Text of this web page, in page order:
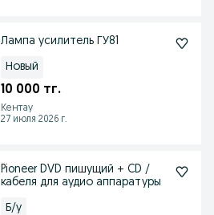
Лампа усилитель ГУ81
Новый
10 000 тг.
Кентау
27 июля 2026 г.
Pioneer DVD пишущий + CD /
кабеля для аудио аппаратуры
Б/у